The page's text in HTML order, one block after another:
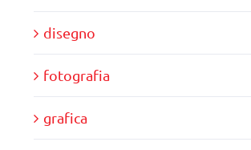
disegno
fotografia
grafica